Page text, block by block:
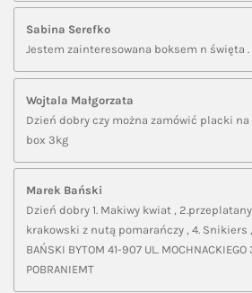
Sabina Serefko
Jestem zainteresowana boksem n święta .
Wojtala Małgorzata
Dzień dobry czy można zamówić placki
box 3kg
Marek Bański
Dzień dobry 1. Makiwy kwiat ,
krakowski z nutą pomarańczy , 4. Snikiers
BAŃSKI BYTOM 41-907 UL. MOCHNACKIEGO
POBRANIEMT